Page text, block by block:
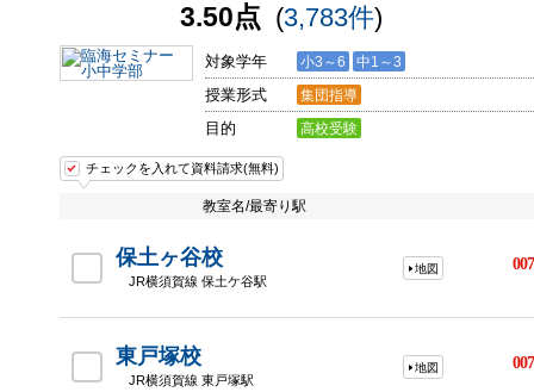
3.50点 (3,783件)
対象学年 小3～6 中1～3
授業形式 集団指導
目的 高校受験
チェックを入れて資料請求(無料)
教室名/最寄り駅
保土ヶ谷校
JR横須賀線 保土ケ谷駅
地図
東戸塚校
JR横須賀線 東戸塚駅
地図